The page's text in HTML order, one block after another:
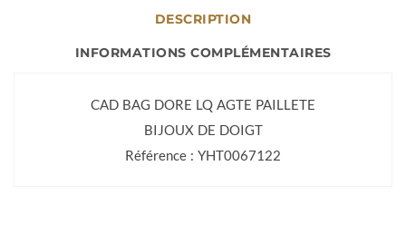
DESCRIPTION
INFORMATIONS COMPLÉMENTAIRES
CAD BAG DORE LQ AGTE PAILLETE
BIJOUX DE DOIGT
Référence : YHT0067122